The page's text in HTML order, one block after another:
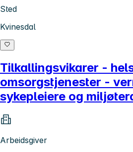
Sted
Kvinesdal
Tilkallingsvikarer -
omsorgstjenester -
sykepleiere og
Arbeidsgiver